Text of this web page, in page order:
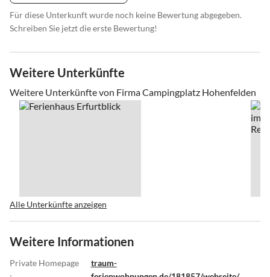
Für diese Unterkunft wurde noch keine Bewertung abgegeben.
Schreiben Sie jetzt die erste Bewertung!
Weitere Unterkünfte
Weitere Unterkünfte von Firma Campingplatz Hohenfelden
Alle Unterkünfte anzeigen
Weitere Informationen
Private Homepage
traum-